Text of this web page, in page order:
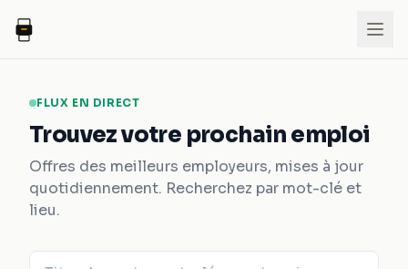
FLUX EN DIRECT
Trouvez votre prochain emploi
Offres des meilleurs employeurs, mises à jour
quotidiennement. Recherchez par mot-clé et
lieu.